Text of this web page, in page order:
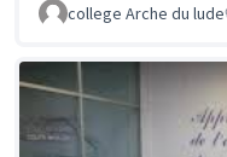
college Arche du lude